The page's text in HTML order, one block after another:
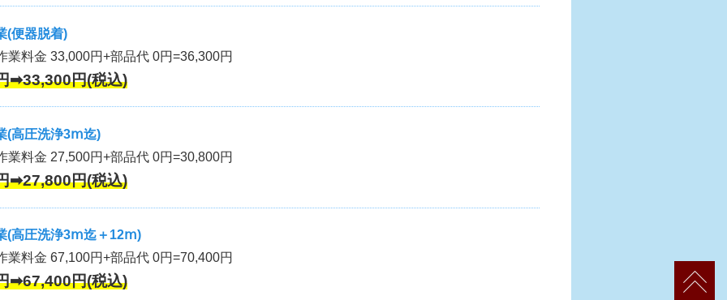
(便器脱着)
業料金 33,000円+部品代 0円=36,300円
➡33,300円(税込)
(高圧洗浄3ⅿ迄)
業料金 27,500円+部品代 0円=30,800円
➡27,800円(税込)
(高圧洗浄3ⅿ迄＋12ⅿ)
業料金 67,100円+部品代 0円=70,400円
➡67,400円(税込)